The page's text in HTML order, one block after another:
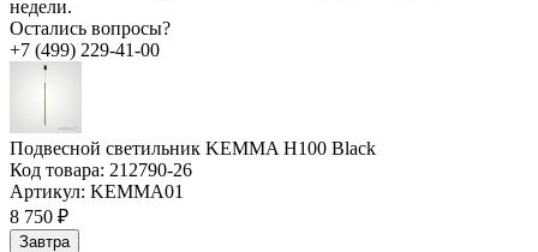
недели.
Остались вопросы?
+7 (499) 229-41-00
Подвесной светильник KEMMA H100 Black
Код товара: 212790-26
Артикул: KEMMA01
8 750 ₽
Завтра